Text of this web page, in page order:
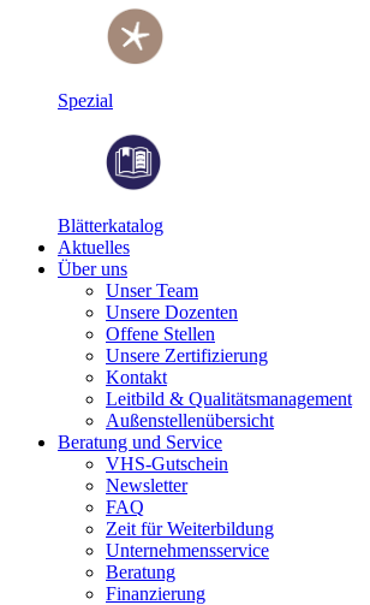
Spezial
Blätterkatalog
Aktuelles
Über uns
Unser Team
Unsere Dozenten
Offene Stellen
Unsere Zertifizierung
Kontakt
Leitbild & Qualitätsmanagement
Außenstellenübersicht
Beratung und Service
VHS-Gutschein
Newsletter
FAQ
Zeit für Weiterbildung
Unternehmensservice
Beratung
Finanzierung